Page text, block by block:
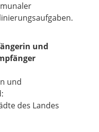
und
und
des Landes